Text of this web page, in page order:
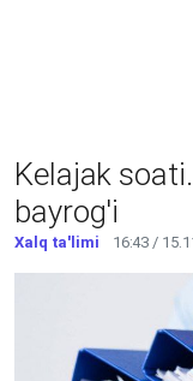
Kelajak
bayrog'i
Xalq ta'limi 16:43 /